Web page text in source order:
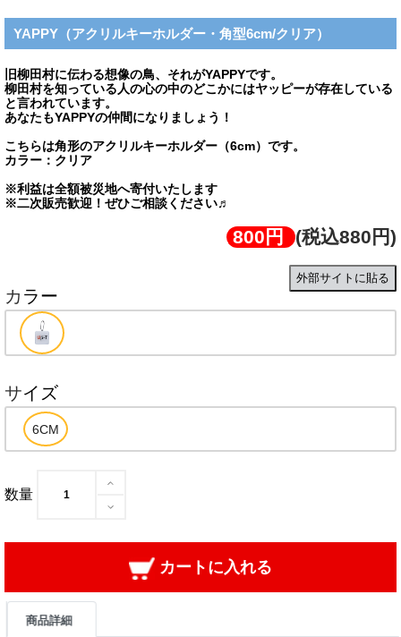
YAPPY（アクリルキーホルダー・角型6cm/クリア）
旧柳田村に伝わる想像の鳥、それがYAPPYです。
柳田村を知っている人の心の中のどこかにはヤッピーが存在している
と言われています。
あなたもYAPPYの仲間になりましょう！
こちらは角形のアクリルキーホルダー（6cm）です。
カラー：クリア
※利益は全額被災地へ寄付いたします
※二次販売歓迎！ぜひご相談ください♬
800円 (税込880円)
外部サイトに貼る
カラー
サイズ
数量
カートに入れる
商品詳細